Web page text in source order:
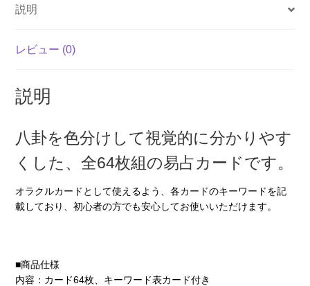
説明
レビュー (0)
説明
八卦を色分けして視覚的に分かりやす
くした、全64枚組の易占カードです。
オラクルカードとして使えるよう、各カードのキーワードを記
載しており、初心者の方でも安心してお使いいただけます。
■商品仕様
内容：カード64枚、キーワード表カード付き